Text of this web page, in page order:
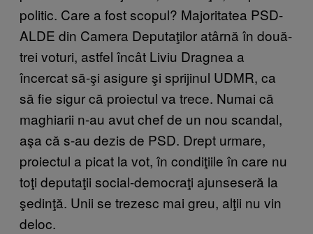
politic. Care a fost scopul? Majoritatea PSD-
ALDE din Camera Deputaţilor atârnă în două-
trei voturi, astfel încât Liviu Dragnea a
încercat să-şi asigure şi sprijinul UDMR, ca
să fie sigur că proiectul va trece. Numai că
maghiarii n-au avut chef de un nou scandal,
aşa că s-au dezis de PSD. Drept urmare,
proiectul a picat la vot, în condiţiile în care nu
toţi deputaţii social-democraţi ajunseseră la
şedinţă. Unii se trezesc mai greu, alţii nu vin
deloc.